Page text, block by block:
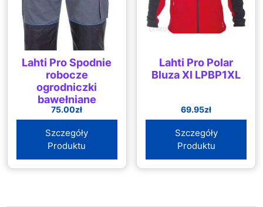
Lahti Pro Spodnie
robocze
ogrodniczki
bawełniane
ochronne XXXL
75.00zł
Szczegóły
Produktu
Lahti Pro Polar
Bluza Xl LPBP1XL
69.95zł
Szczegóły
Produktu